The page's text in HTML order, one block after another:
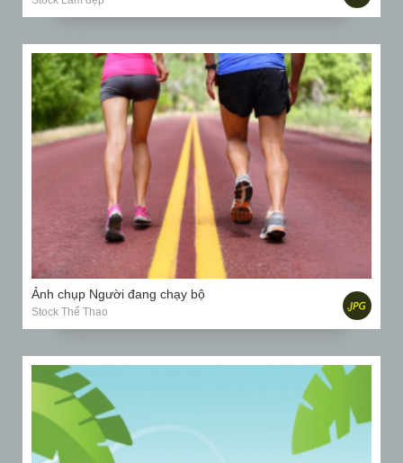
Ảnh chụp Người đang chạy bộ
Stock Thể Thao